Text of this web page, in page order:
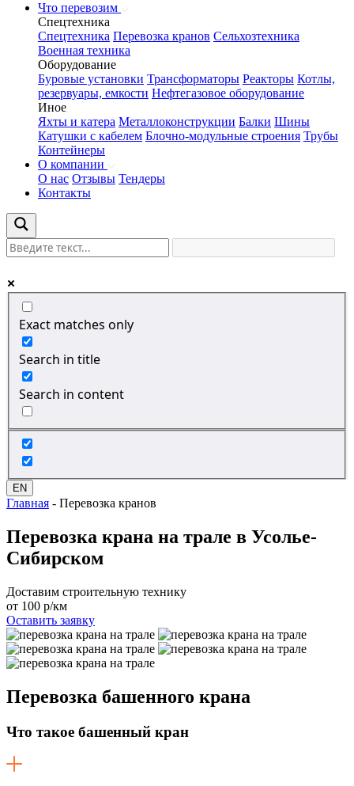
Что перевозим
Спецтехника
Спецтехника Перевозка кранов Сельхозтехника
Военная техника
Оборудование
Буровые установки Трансформаторы Реакторы Котлы,
резервуары, емкости Нефтегазовое оборудование
Иное
Яхты и катера Металлоконструкции Балки Шины
Катушки с кабелем Блочно-модульные строения Трубы
Контейнеры
О компании
О нас Отзывы Тендеры
Контакты
Exact matches only
Search in title
Search in content
EN
Главная - Перевозка кранов
Перевозка крана на трале в Усолье-
Сибирском
Доставим строительную технику
от 100 р/км
Оставить заявку
Перевозка башенного крана
Что такое башенный кран